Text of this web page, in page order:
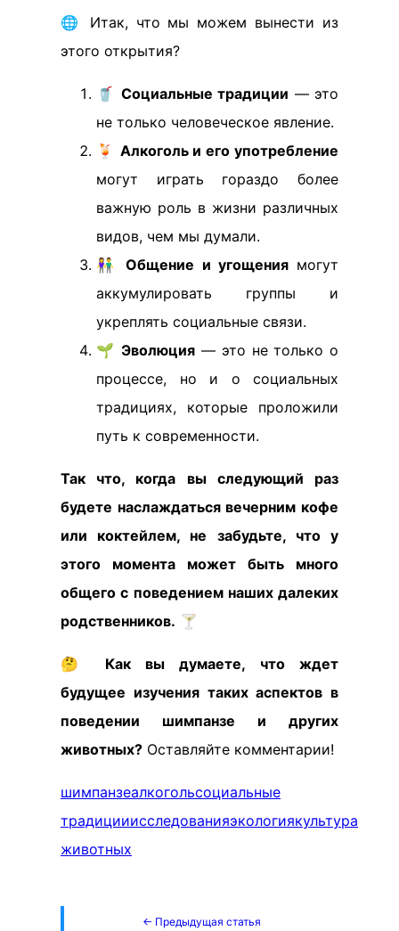
🌐 Итак, что мы можем вынести из
этого открытия?
🥤 Социальные традиции — это
не только человеческое явление.
🍹 Алкоголь и его употребление
могут играть гораздо более
важную роль в жизни различных
видов, чем мы думали.
👫Общение и угощениямогут
аккумулировать группы и
укреплять социальные связи.
🌱 Эволюция — это не только о
процессе, но и о социальных
традициях, которые проложили
путь к современности.
Так что, когда вы следующий раз
будете наслаждаться вечерним кофе
или коктейлем, не забудьте, что у
этого момента может быть много
общего с поведением наших далеких
родственников. 🍸
🤔 Как вы думаете, что ждет
будущее изучения таких аспектов в
поведении шимпанзе и других
животных? Оставляйте комментарии!
шимпанзеалкогольсоциальные
традицииисследованияэкологиякультура
животных
← Предыдущая статья